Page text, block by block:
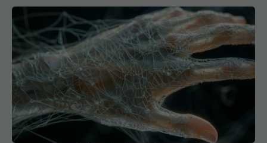
Japonia aprobă un tratament cu celule stem
pentru Parkinson, în premieră